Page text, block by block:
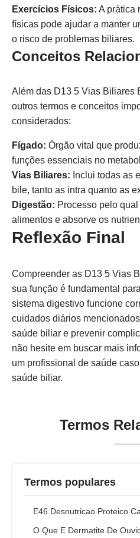
Exercícios Físicos: A prática
físicas pode ajudar a manter
o risco de problemas biliares.
Conceitos
Além das D13 5 Vias Biliares
outros termos e conceitos
considerados:
Fígado: Órgão vital que
funções essenciais no
Vias Biliares: Inclui todas as
bile, tanto as intra quanto as
Digestão: Processo pelo
alimentos e absorve os
Reflexão Final
Compreender as D13 5 Vias
sua função é fundamental
sistema digestivo funcione
cuidados diários
saúde biliar e prevenir
não hesite em buscar mais
um profissional de saúde
saúde biliar.
Termos
Termos populares
E46 Desnutricao Proteico
O Que E Dermatite De